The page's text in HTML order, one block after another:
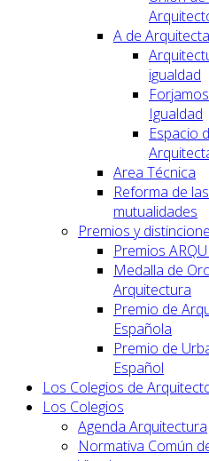
A de
igualdad
Igualdad
Espacio
Area Técnica
Reforma de las
mutualidades
Premios y
Premios
Medalla de
Arquitectura
Premio de
Española
Premio de
Español
Los Colegios de
Los Colegios
Agenda Arquitectura
Normativa Común